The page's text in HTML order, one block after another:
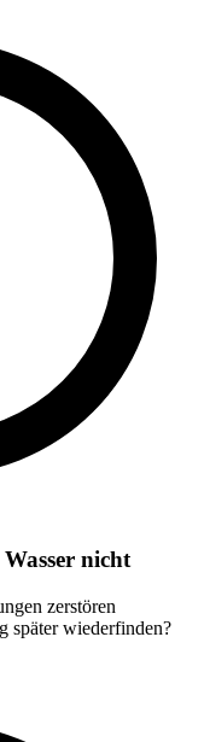
nicht
zerstören
später wiederfinden?